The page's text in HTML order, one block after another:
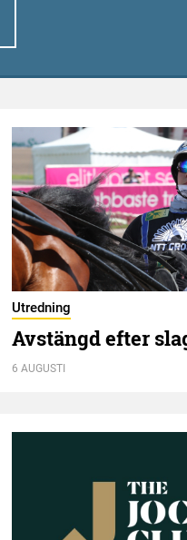
Utredning
Avstängd efter
6 AUGUSTI